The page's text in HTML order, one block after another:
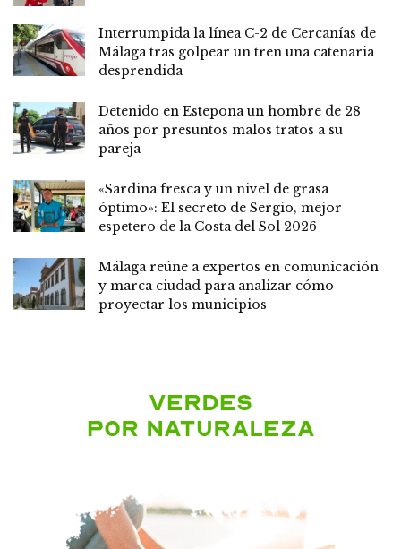
Interrumpida la línea C-2 de Cercanías de
Málaga tras golpear un tren una catenaria
desprendida
Detenido en Estepona un hombre de 28
años por presuntos malos tratos a su
pareja
«Sardina fresca y un nivel de grasa
óptimo»: El secreto de Sergio, mejor
espetero de la Costa del Sol 2026
Málaga reúne a expertos en comunicación
y marca ciudad para analizar cómo
proyectar los municipios